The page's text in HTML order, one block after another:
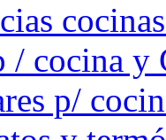
/ cocina y
p/